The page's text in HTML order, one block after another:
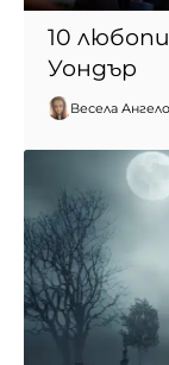
10
Уондър
Весела